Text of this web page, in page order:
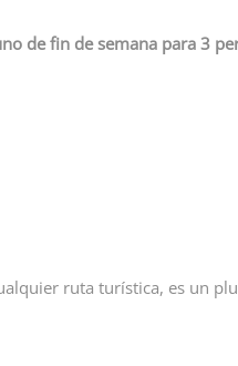
de fin de semana para 3
ruta turística, es un